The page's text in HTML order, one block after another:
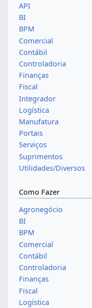
API
BI
BPM
Comercial
Contábil
Controladoria
Finanças
Fiscal
Integrador
Logística
Manufatura
Portais
Serviços
Suprimentos
Utilidades/Diversos
Como Fazer
Agronegócio
BI
BPM
Comercial
Contábil
Controladoria
Finanças
Fiscal
Logística